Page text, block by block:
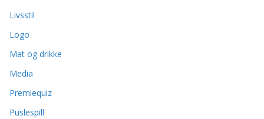
Livsstil
Logo
Mat og drikke
Media
Premiequiz
Puslespill